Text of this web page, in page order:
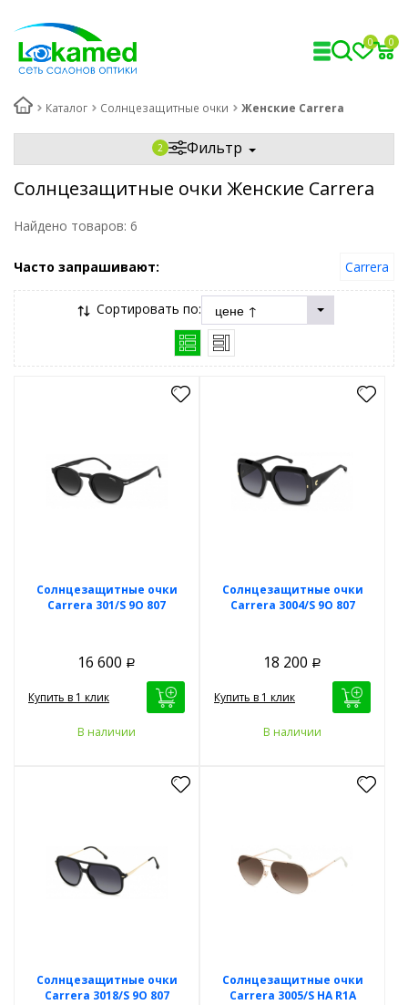
0 0
Каталог Солнцезащитные очки Женские Carrera
Фильтр
Солнцезащитные очки Женские Carrera
Найдено товаров: 6
Часто запрашивают: Carrera
Сортировать по:
Солнцезащитные очки
Carrera 301/S 9O 807
16 600 Р
Купить в 1 клик
В наличии
Солнцезащитные очки
Carrera 3004/S 9O 807
18 200 Р
Купить в 1 клик
В наличии
Солнцезащитные очки
Carrera 3018/S 9O 807
Солнцезащитные очки
Carrera 3005/S HA R1A